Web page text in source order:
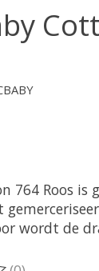
764 Roos is
wordt de